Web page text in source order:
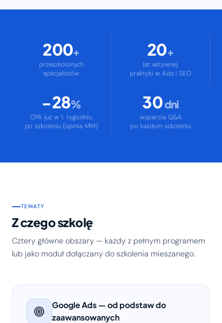
200+
przeszkolonych
specjalistów
20+
lat aktywnej
praktyki w Ads i SEO
−28%
CPA już w 1. tygodniu
po szkoleniu (opinia MM)
30dni
wsparcia Q&A
po każdym szkoleniu
TEMATY
Z czego szkolę
Cztery główne obszary — każdy z pełnym programem
lub jako moduł dołączany do szkolenia mieszanego.
Google Ads — od podstaw do
zaawansowanych